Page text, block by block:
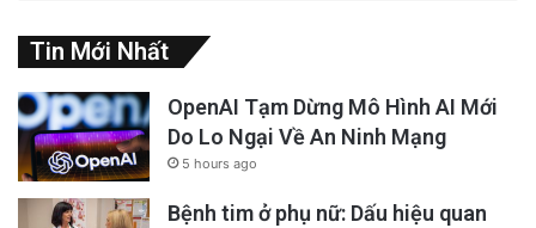
Tin Mới Nhất
OpenAI Tạm Dừng Mô Hình AI Mới
Do Lo Ngại Về An Ninh Mạng
5 hours ago
Bệnh tim ở phụ nữ: Dấu hiệu quan